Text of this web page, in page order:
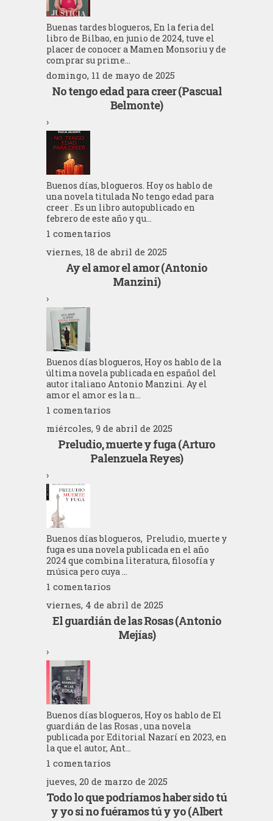
Buenas tardes blogueros, En la feria del
libro de Bilbao, en junio de 2024, tuve el
placer de conocer a Mamen Monsoriu y de
comprar su prime...
domingo, 11 de mayo de 2025
No tengo edad para creer (Pascual
Belmonte)
›
Buenos días, blogueros. Hoy os hablo de
una novela titulada No tengo edad para
creer . Es un libro autopublicado en
febrero de este año y qu...
1 comentarios
viernes, 18 de abril de 2025
Ay el amor el amor (Antonio
Manzini)
›
Buenos días blogueros, Hoy os hablo de la
última novela publicada en español del
autor italiano Antonio Manzini. Ay el
amor el amor es la n...
1 comentarios
miércoles, 9 de abril de 2025
Preludio, muerte y fuga (Arturo
Palenzuela Reyes)
›
Buenos días blogueros, Preludio, muerte y
fuga es una novela publicada en el año
2024 que combina literatura, filosofía y
música pero cuya ...
1 comentarios
viernes, 4 de abril de 2025
El guardián de las Rosas (Antonio
Mejías)
›
Buenos días blogueros, Hoy os hablo de El
guardián de las Rosas , una novela
publicada por Editorial Nazarí en 2023, en
la que el autor, Ant...
1 comentarios
jueves, 20 de marzo de 2025
Todo lo que podríamos haber sido tú
y yo si no fuéramos tú y yo (Albert